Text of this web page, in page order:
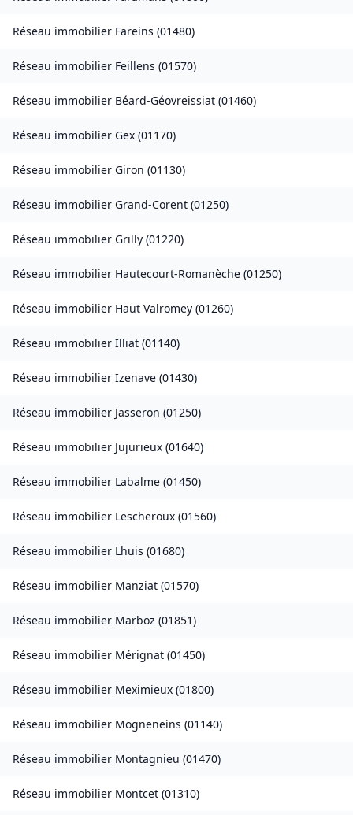
Réseau immobilier Fareins (01480)
Réseau immobilier Feillens (01570)
Réseau immobilier Béard-Géovreissiat (01460)
Réseau immobilier Gex (01170)
Réseau immobilier Giron (01130)
Réseau immobilier Grand-Corent (01250)
Réseau immobilier Grilly (01220)
Réseau immobilier Hautecourt-Romanèche (01250)
Réseau immobilier Haut Valromey (01260)
Réseau immobilier Illiat (01140)
Réseau immobilier Izenave (01430)
Réseau immobilier Jasseron (01250)
Réseau immobilier Jujurieux (01640)
Réseau immobilier Labalme (01450)
Réseau immobilier Lescheroux (01560)
Réseau immobilier Lhuis (01680)
Réseau immobilier Manziat (01570)
Réseau immobilier Marboz (01851)
Réseau immobilier Mérignat (01450)
Réseau immobilier Meximieux (01800)
Réseau immobilier Mogneneins (01140)
Réseau immobilier Montagnieu (01470)
Réseau immobilier Montcet (01310)